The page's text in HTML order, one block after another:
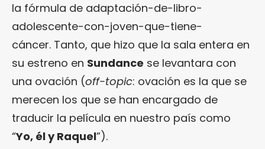
la fórmula de adaptación-de-libro-
adolescente-con-joven-que-tiene-
cáncer. Tanto, que hizo que la sala entera en
su estreno en Sundance se levantara con
una ovación (off-topic: ovación es la que se
merecen los que se han encargado de
traducir la película en nuestro país como
“Yo, él y Raquel”).